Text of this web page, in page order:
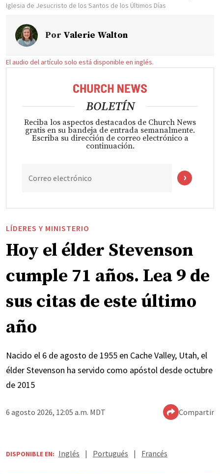
Iglesia de Jesucristo de los Santos de los Últimos Días
Por Valerie Walton
El audio del artículo solo está disponible en inglés.
BOLETÍN
Reciba los aspectos destacados de Church News
gratis en su bandeja de entrada semanalmente.
Escriba su dirección de correo electrónico a
continuación.
Correo electrónico
LÍDERES Y MINISTERIO
Hoy el élder Stevenson
cumple 71 años. Lea 9 de
sus citas de este último
año
Nacido el 6 de agosto de 1955 en Cache Valley, Utah, el
élder Stevenson ha servido como apóstol desde octubre
de 2015
6 agosto 2026, 12:05 a.m. MDT Compartir
DISPONIBLE EN: Inglés | Portugués | Francés